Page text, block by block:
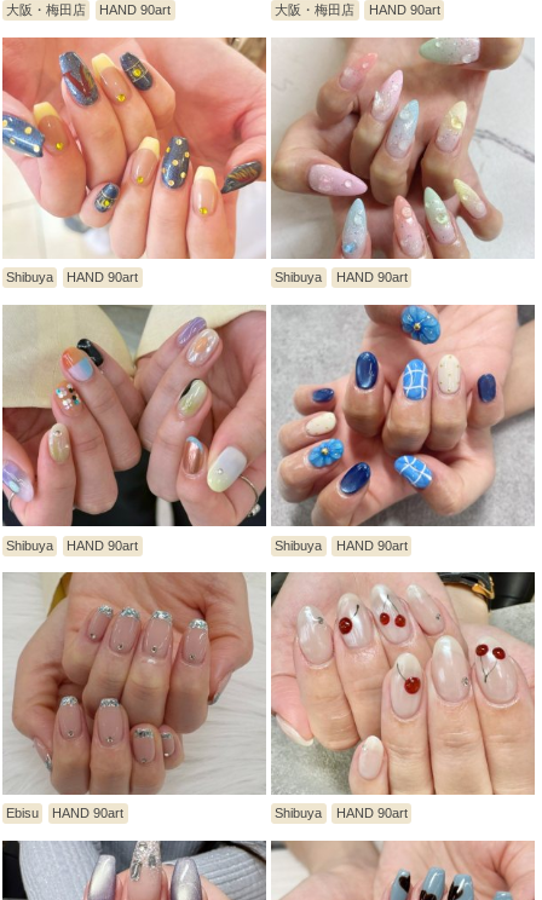
大阪・梅田店 HAND 90art 大阪・梅田店 HAND 90art
Shibuya HAND 90art Shibuya HAND 90art
Shibuya HAND 90art Shibuya HAND 90art
Ebisu HAND 90art Shibuya HAND 90art